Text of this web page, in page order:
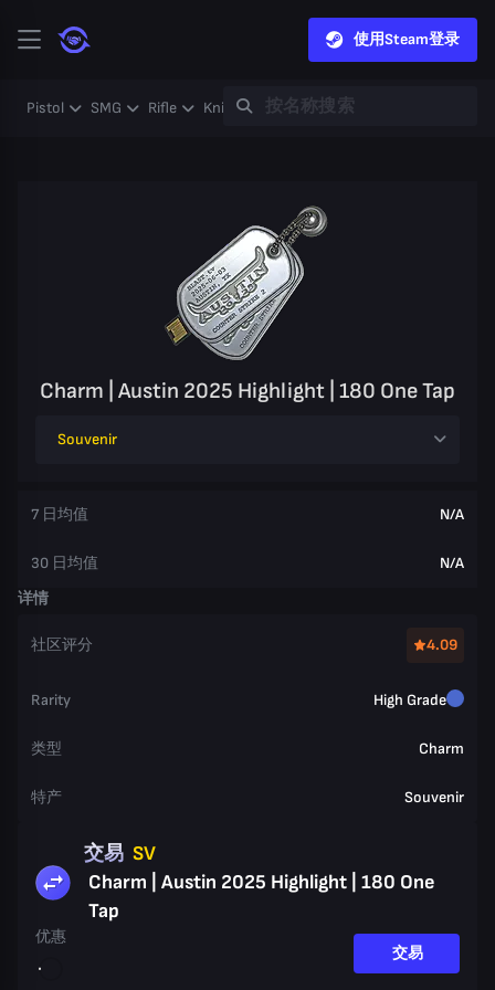
使用Steam登录
Pistol SMG Rifle Knife Gloves Heavy
Charm | Austin 2025 Highlight | 180 One Tap
Souvenir
7 日均值 N/A
30 日均值
N/A
详情
社区评分 4.09
Rarity High Grade
类型 Charm
特产 Souvenir
交易 SV
Charm | Austin 2025 Highlight | 180 One
Tap
优惠
交易